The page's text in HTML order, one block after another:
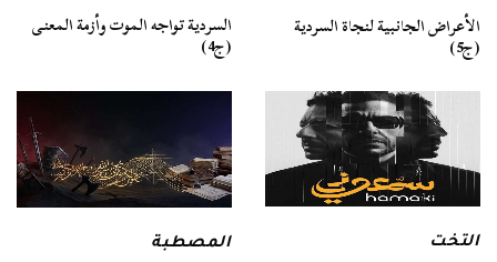
الأعراض الجانبية لنجاة السردية
(ج5)
السردية تواجه الموت وأزمة المعنى
(ج4)
التخت المصطبة